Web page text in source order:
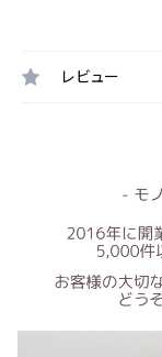
レビュー